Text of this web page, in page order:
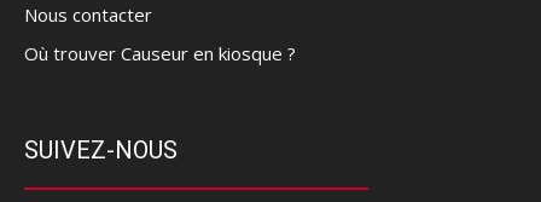
Nous contacter
Où trouver Causeur en kiosque ?
SUIVEZ-NOUS